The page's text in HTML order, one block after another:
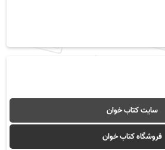
سایت کتاب خوان
فروشگاه کتاب خوان